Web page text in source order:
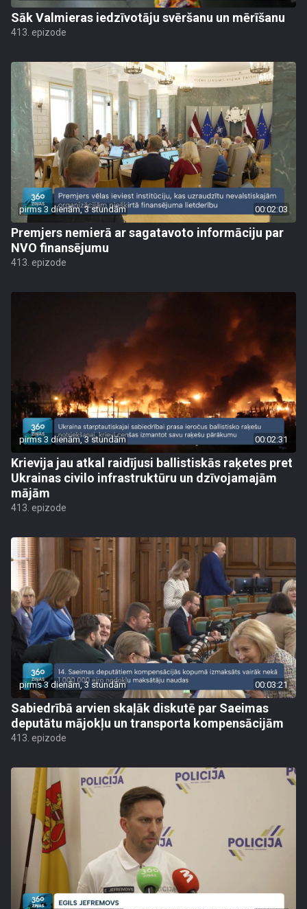
Sāk Valmieras iedzīvotāju svēršanu un mērīšanu
413. epizode
pirms 3 dienām, 3 stundām 00:02:03
Premjers nemierā ar sagatavoto informāciju par
NVO finansējumu
413. epizode
pirms 3 dienām, 3 stundām 00:02:31
Krievija jau atkal raidījusi ballistiskās raķetes pret
Ukrainas civilo infrastruktūru un dzīvojamajām
mājām
413. epizode
pirms 3 dienām, 3 stundām 00:03:21
Sabiedrībā arvien skaļāk diskutē par Saeimas
deputātu mājokļu un transporta kompensācijām
413. epizode